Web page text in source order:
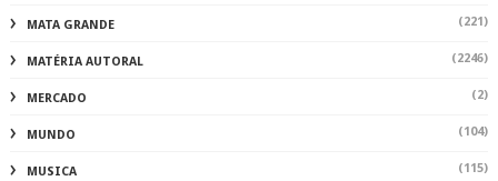
MATA GRANDE (221)
MATÉRIA AUTORAL (2246)
MERCADO (2)
MUNDO (104)
MUSICA (115)